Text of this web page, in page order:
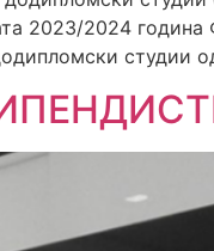
2023/2024 година
студии